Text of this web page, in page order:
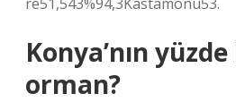
Konya’nın yüzde
orman?